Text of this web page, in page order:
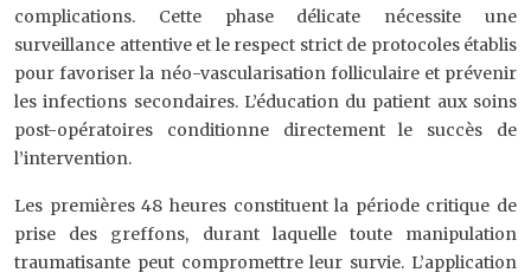
complications. Cette phase délicate nécessite une
surveillance attentive et le respect strict de protocoles établis
pour favoriser la néo-vascularisation folliculaire et prévenir
les infections secondaires. L’éducation du patient aux soins
post-opératoires conditionne directement le succès de
l’intervention.
Les premières 48 heures constituent la période critique de
prise des greffons, durant laquelle toute manipulation
traumatisante peut compromettre leur survie. L’application